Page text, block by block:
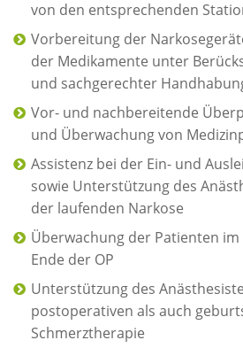
von den entsprechenden
Vorbereitung der
der Medikamente unter
und sachgerechter
Vor- und nachbereitende
und Überwachung von
Assistenz bei der Ein- und
sowie Unterstützung des
der laufenden Narkose
Überwachung der Patienten
Ende der OP
Unterstützung des
postoperativen als auch
Schmerztherapie